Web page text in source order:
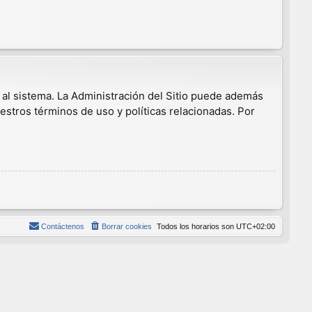
sistema. La Administración del Sitio puede además
términos de uso y políticas relacionadas. Por
Todos los horarios son UTC+02:00
Borrar cookies
Contáctenos